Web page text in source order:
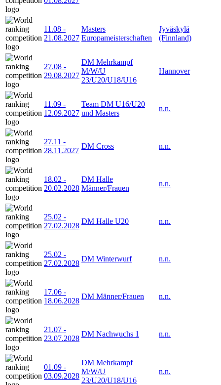
11.08 -
21.08.2027
Masters
Europameisterschaften
Jyväskylä
(Finnland)
27.08 -
29.08.2027
DM Mehrkampf
M/W/U
23/U20/U18/U16
Hannover
11.09 -
12.09.2027
Team DM U16/U20
und Masters
n.n.
27.11 -
28.11.2027
DM Cross n.n.
18.02 -
20.02.2028
DM Halle
Männer/Frauen
n.n.
25.02 -
27.02.2028
DM Halle U20 n.n.
25.02 -
27.02.2028
DM Winterwurf n.n.
17.06 -
18.06.2028
DM Männer/Frauen n.n.
21.07 -
23.07.2028
DM Nachwuchs 1 n.n.
01.09 -
03.09.2028
DM Mehrkampf
M/W/U
23/U20/U18/U16
n.n.